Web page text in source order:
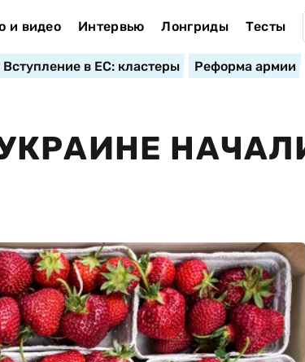
и видео Интервью Лонгриды Тесты
Вступление в ЕС: кластеры Реформа армии